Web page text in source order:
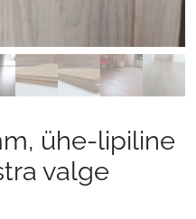
ühe-lipiline
valge